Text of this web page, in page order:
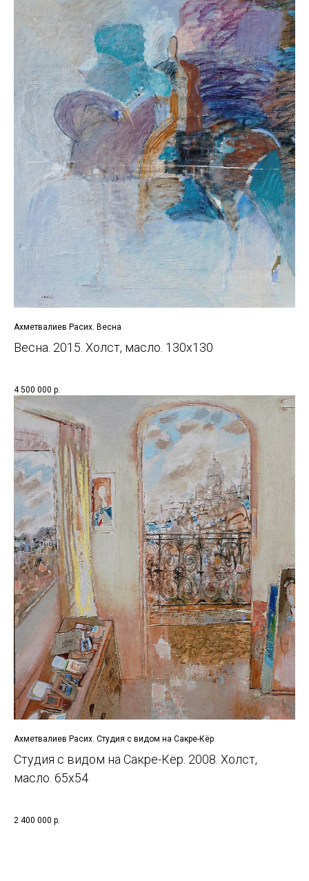
Ахметвалиев Расих. Весна
Весна. 2015. Холст, масло. 130x130
4 500 000 р.
Ахметвалиев Расих. Студия с видом на Сакре-Кёр
Студия с видом на Сакре-Кёр. 2008. Холст,
масло. 65х54
2 400 000 р.